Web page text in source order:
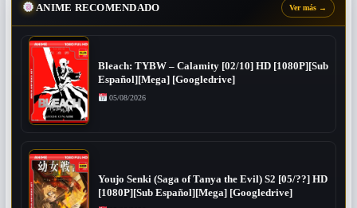
ANIME RECOMENDADO Ver más →
Bleach: TYBW – Calamity [02/10] HD [1080P][Sub
Español][Mega] [Googledrive]
05/08/2026
Youjo Senki (Saga of Tanya the Evil) S2 [05/??] HD
[1080P][Sub Español][Mega] [Googledrive]